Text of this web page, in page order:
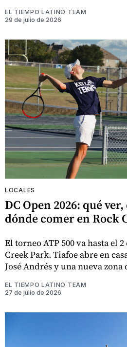
EL TIEMPO LATINO TEAM
29 de julio de 2026
LOCALES
DC Open 2026: qué
dónde comer en Rock
El torneo ATP 500 va hasta el
Creek Park. Tiafoe abre en
José Andrés y una nueva zona
EL TIEMPO LATINO TEAM
27 de julio de 2026